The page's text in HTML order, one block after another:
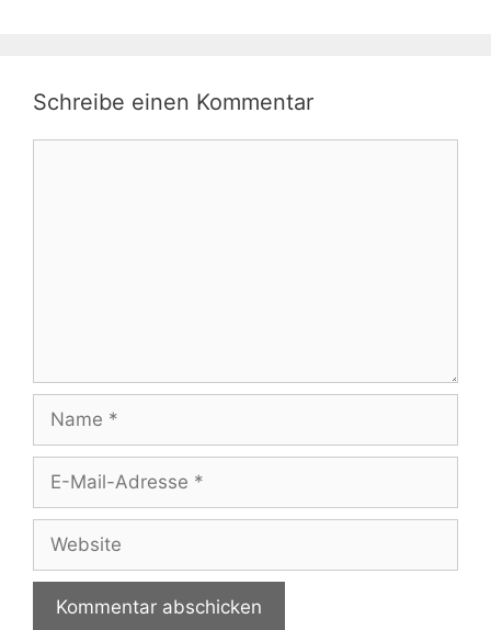
Schreibe einen Kommentar
Name
Adresse
Website